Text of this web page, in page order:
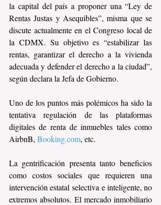
la capital del país a proponer una “Ley de
Rentas Justas y Asequibles”, misma que se
discute actualmente en el Congreso local de
la CDMX. Su objetivo es “estabilizar las
rentas, garantizar el derecho a la vivienda
adecuada y defender el derecho a la ciudad”,
según declara la Jefa de Gobierno.
Uno de los puntos más polémicos ha sido la
tentativa regulación de las plataformas
digitales de renta de inmuebles tales como
AirbnB, Booking.com, etc.
La gentrificación presenta tanto beneficios
como costos sociales que requieren una
intervención estatal selectiva e inteligente, no
extremos absolutos. El mercado inmobiliario